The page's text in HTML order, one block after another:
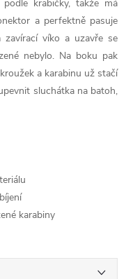
krabičky, takže má
a perfektně pasuje
víko a uzavře se
nebylo. Na boku pak
a karabinu už stačí
sluchátka na batoh,
karabiny